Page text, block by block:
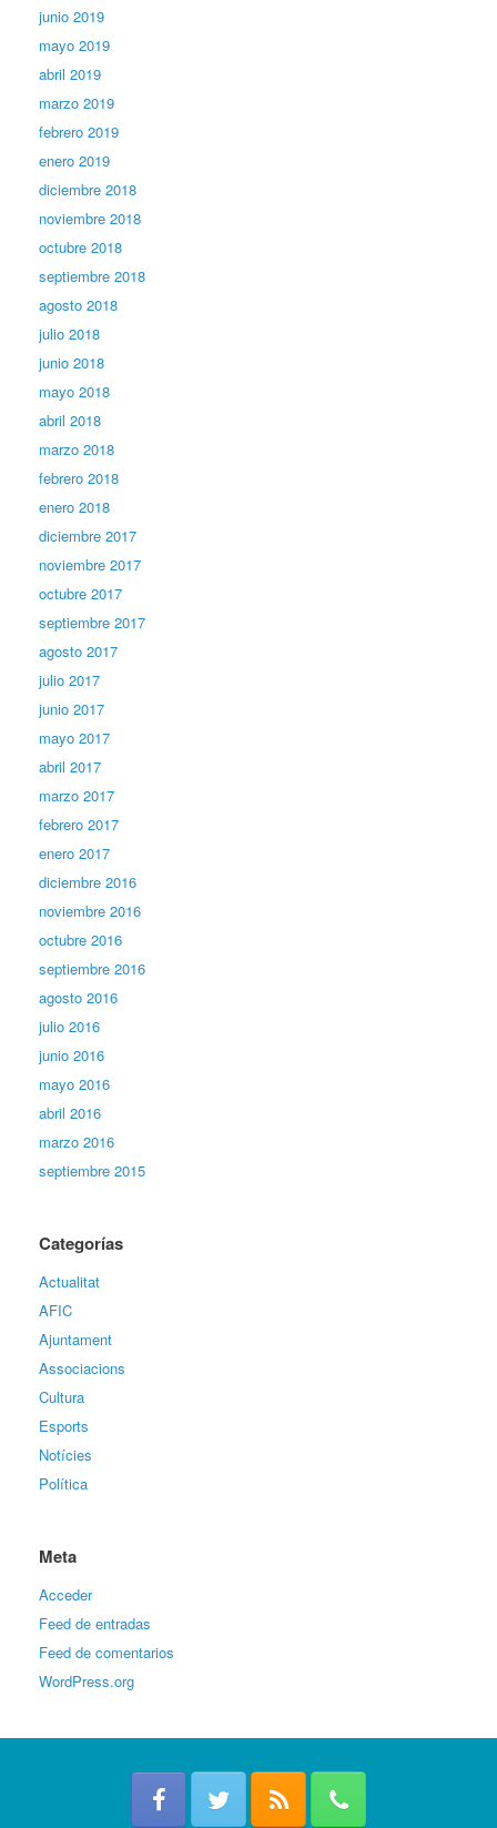
junio 2019
mayo 2019
abril 2019
marzo 2019
febrero 2019
enero 2019
diciembre 2018
noviembre 2018
octubre 2018
septiembre 2018
agosto 2018
julio 2018
junio 2018
mayo 2018
abril 2018
marzo 2018
febrero 2018
enero 2018
diciembre 2017
noviembre 2017
octubre 2017
septiembre 2017
agosto 2017
julio 2017
junio 2017
mayo 2017
abril 2017
marzo 2017
febrero 2017
enero 2017
diciembre 2016
noviembre 2016
octubre 2016
septiembre 2016
agosto 2016
julio 2016
junio 2016
mayo 2016
abril 2016
marzo 2016
septiembre 2015
Categorías
Actualitat
AFIC
Ajuntament
Associacions
Cultura
Esports
Notícies
Política
Meta
Acceder
Feed de entradas
Feed de comentarios
WordPress.org